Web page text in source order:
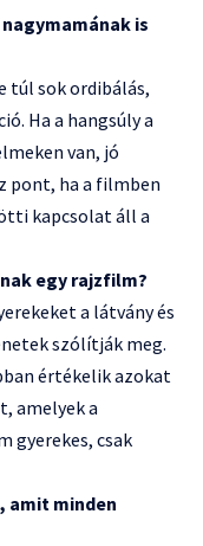
is
túl sok ordibálás,
Ha a hangsúly a
van, jó
pont, ha a filmben
kapcsolat áll a
egy rajzfilm?
a látvány és
szólítják meg.
értékelik azokat
amelyek a
gyerekes, csak
amit minden